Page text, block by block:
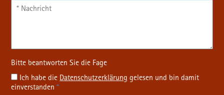
Ich habe dieDatenschutz­erklärunggelesen und bin damit
einverstanden*